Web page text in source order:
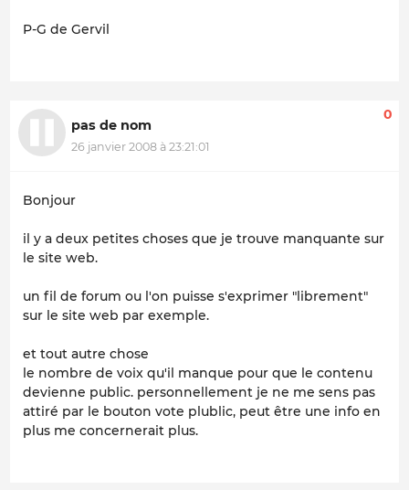
P-G de Gervil
pas de nom
26 janvier 2008 à 23:21:01
0
Bonjour
il y a deux petites choses que je trouve manquante sur
le site web.
un fil de forum ou l'on puisse s'exprimer "librement"
sur le site web par exemple.
et tout autre chose
le nombre de voix qu'il manque pour que le contenu
devienne public. personnellement je ne me sens pas
attiré par le bouton vote plublic, peut être une info en
plus me concernerait plus.